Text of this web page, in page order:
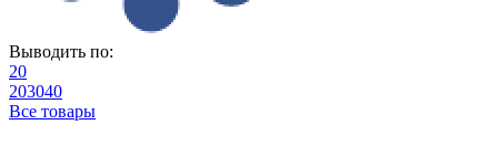
Выводить по:
20
203040
Все товары